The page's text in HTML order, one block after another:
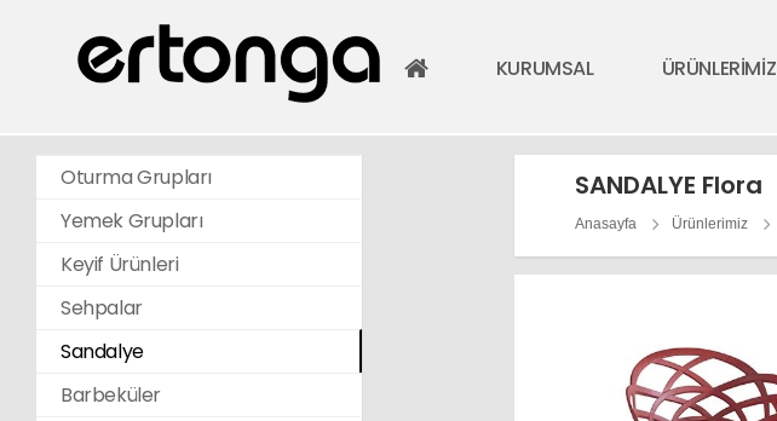
KURUMSAL ÜRÜNLERİMİZ
Oturma Grupları
Yemek Grupları
Keyif Ürünleri
Sehpalar
Sandalye
Barbeküler
SANDALYE Flora
Anasayfa Ürünlerimiz